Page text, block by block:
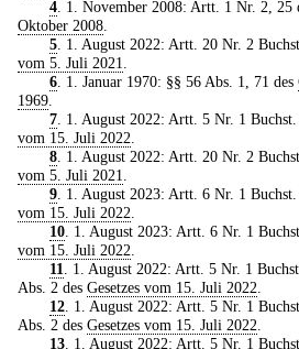
4. 1. November 2008: Artt. 1 Nr. 2, 25
Oktober 2008
5. 1. August 2022: Artt. 20 Nr. 2
vom 5. Juli 2021
6. 1. Januar 1970: §§ 56 Abs. 1, 71 des
1969
7. 1. August 2022: Artt. 5 Nr. 1 Buchst.
vom 15. Juli 2022
8. 1. August 2022: Artt. 20 Nr. 2
vom 5. Juli 2021
9. 1. August 2023: Artt. 6 Nr. 1 Buchst.
vom 15. Juli 2022
10. 1. August 2023: Artt. 6 Nr. 1
vom 15. Juli 2022
11
. 1. August 2022: Artt. 5 Nr. 1
Abs. 2 des Gesetzes vom 15. Juli 2022
12. 1. August 2022: Artt. 5 Nr. 1
Abs. 2 des Gesetzes vom 15. Juli 2022
13. 1. August 2022: Artt. 5 Nr. 1